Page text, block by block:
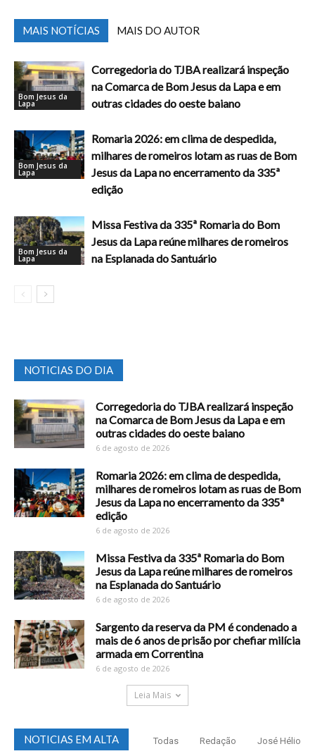
MAIS NOTÍCIAS MAIS DO AUTOR
Bom Jesus da
Lapa
Corregedoria do TJBA realizará inspeção
na Comarca de Bom Jesus da Lapa e em
outras cidades do oeste baiano
Bom Jesus da
Lapa
Romaria 2026: em clima de despedida,
milhares de romeiros lotam as ruas de Bom
Jesus da Lapa no encerramento da 335ª
edição
Bom Jesus da
Lapa
Missa Festiva da 335ª Romaria do Bom
Jesus da Lapa reúne milhares de romeiros
na Esplanada do Santuário
NOTICIAS DO DIA
Corregedoria do TJBA realizará inspeção
na Comarca de Bom Jesus da Lapa e em
outras cidades do oeste baiano
6 de agosto de 2026
Romaria 2026: em clima de despedida,
milhares de romeiros lotam as ruas de Bom
Jesus da Lapa no encerramento da 335ª
edição
6 de agosto de 2026
Missa Festiva da 335ª Romaria do Bom
Jesus da Lapa reúne milhares de romeiros
na Esplanada do Santuário
6 de agosto de 2026
Sargento da reserva da PM é condenado a
mais de 6 anos de prisão por chefiar milícia
armada em Correntina
6 de agosto de 2026
Leia Mais
NOTICIAS EM ALTA Todas Redação José Hélio